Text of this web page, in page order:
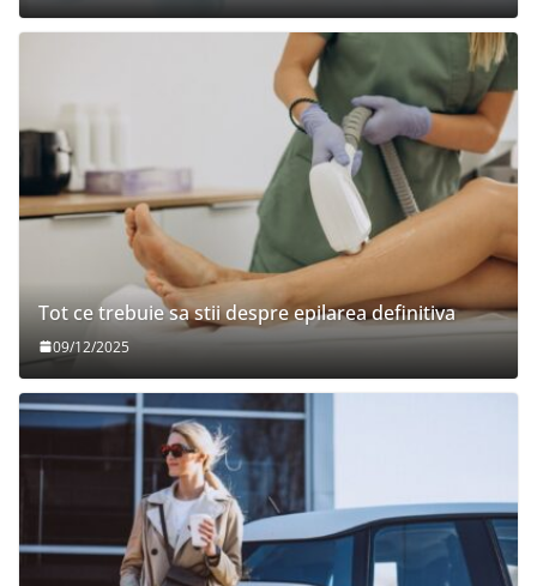
Tot ce trebuie sa stii despre epilarea definitiva
09/12/2025